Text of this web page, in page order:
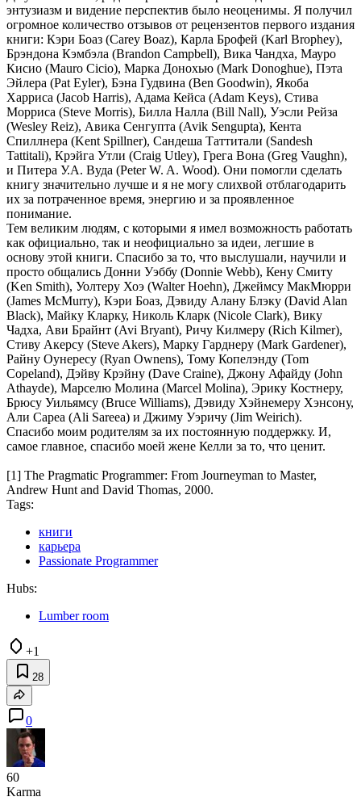
энтузиазм и видение перспектив было неоценимы. Я получил
огромное количество отзывов от рецензентов первого издания
книги: Кэри Боаз (Carey Boaz), Карла Брофей (Karl Brophey),
Брэндона Кэмбэла (Brandon Campbell), Вика Чандха, Мауро
Кисио (Mauro Cicio), Марка Донохью (Mark Donoghue), Пэта
Эйлера (Pat Eyler), Бэна Гудвина (Ben Goodwin), Якоба
Харриса (Jacob Harris), Адама Кейса (Adam Keys), Стива
Морриса (Steve Morris), Билла Налла (Bill Nall), Уэсли Рейза
(Wesley Reiz), Авика Сенгупта (Avik Sengupta), Кента
Спиллнера (Kent Spillner), Сандеша Таттитали (Sandesh
Tattitali), Крэйга Утли (Craig Utley), Грега Вона (Greg Vaughn),
и Питера У.А. Вуда (Peter W. A. Wood). Они помогли сделать
книгу значительно лучше и я не могу слихвой отблагодарить
их за потраченное время, энергию и за проявленное
понимание.
Тем великим людям, с которыми я имел возможность работать
как официально, так и неофициально за идеи, легшие в
основу этой книги. Спасибо за то, что выслушали, научили и
просто общались Донни Уэббу (Donnie Webb), Кену Смиту
(Ken Smith), Уолтеру Хоэ (Walter Hoehn), Джеймсу МакМюрри
(James McMurry), Кэри Боаз, Дэвиду Алану Блэку (David Alan
Black), Майку Кларку, Николь Кларк (Nicole Clark), Вику
Чадха, Ави Брайнт (Avi Bryant), Ричу Килмеру (Rich Kilmer),
Стиву Акерсу (Steve Akers), Марку Гарднеру (Mark Gardener),
Райну Оунересу (Ryan Ownens), Тому Копелэнду (Tom
Copeland), Дэйву Крэйну (Dave Craine), Джону Афайду (John
Athayde), Марселю Молина (Marcel Molina), Эрику Костнеру,
Брюсу Уильямсу (Bruce Williams), Дэвиду Хэйнемеру Хэнсону,
Али Сареа (Ali Sareea) и Джиму Уэричу (Jim Weirich).
Спасибо моим родителям за их постоянную поддержку. И,
самое главное, спасибо моей жене Келли за то, что ценит.
[1] The Pragmatic Programmer: From Journeyman to Master,
Andrew Hunt and David Thomas, 2000.
Tags:
книги
карьера
Passionate Programmer
Hubs:
Lumber room
+1
28
0
60
Karma